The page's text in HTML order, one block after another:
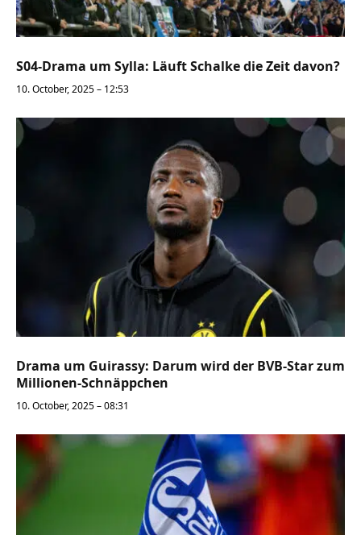
S04-Drama um Sylla: Läuft Schalke die Zeit davon?
10. October, 2025 – 12:53
Drama um Guirassy: Darum wird der BVB-Star zum
Millionen-Schnäppchen
10. October, 2025 – 08:31